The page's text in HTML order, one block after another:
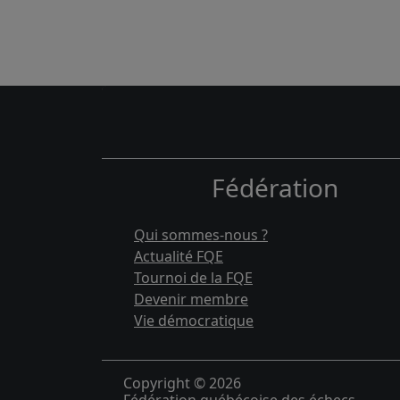
Fédération
Qui sommes-nous ?
Actualité FQE
Tournoi de la FQE
Devenir membre
Vie démocratique
Copyright © 2026